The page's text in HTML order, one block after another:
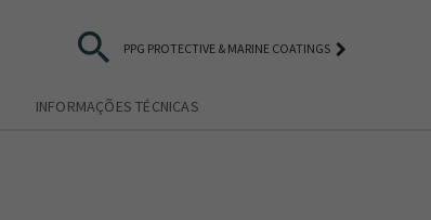
search PPG PROTECTIVE & MARINE COATINGSkeyboard_arrow_right
INFORMAÇÕES TÉCNICAS